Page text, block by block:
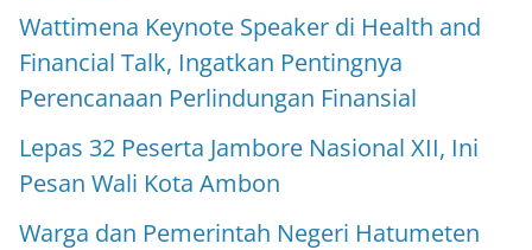
Wattimena Keynote Speaker di Health and
Financial Talk, Ingatkan Pentingnya
Perencanaan Perlindungan Finansial
Lepas 32 Peserta Jambore Nasional XII, Ini
Pesan Wali Kota Ambon
Warga dan Pemerintah Negeri Hatumeten